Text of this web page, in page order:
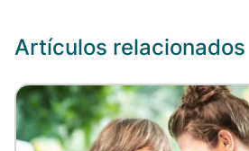
Artículos relacionados